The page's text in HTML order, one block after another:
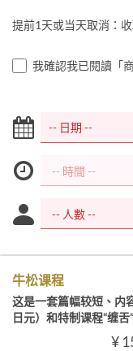
提前1天或当天取消：
我確認我已閱讀「商
牛松课程
这是一套篇幅较短、内
日元）和特制课程“缠舌
¥